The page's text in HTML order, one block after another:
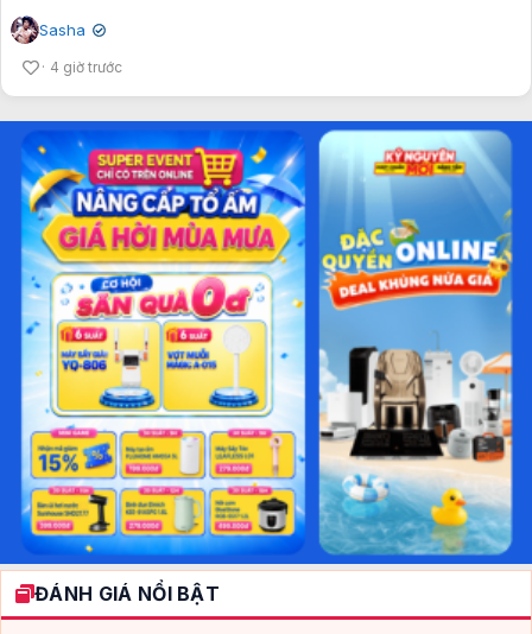
Sasha ✔
4 giờ trước
ĐÁNH GIÁ NỔI BẬT